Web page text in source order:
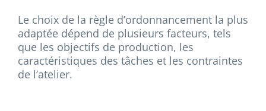
Le choix de la règle d’ordonnancement la plus
adaptée dépend de plusieurs facteurs, tels
que les objectifs de production, les
caractéristiques des tâches et les contraintes
de l’atelier.